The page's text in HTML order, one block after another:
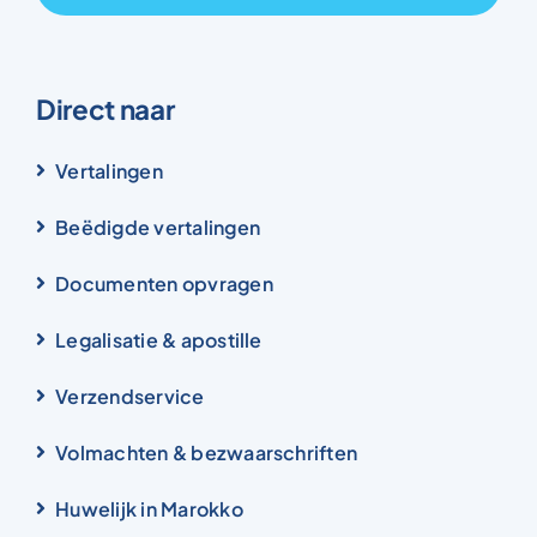
Vertalingen
Beëdigde vertalingen
Documenten opvragen
Legalisatie & apostille
Verzendservice
Volmachten & bezwaarschriften
Huwelijk in Marokko
Scheiden in Marokko